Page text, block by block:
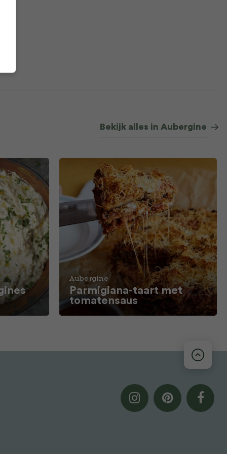
Bekijk alles in Aubergine
Aubergine
Parmigiana-taart met
tomatensaus